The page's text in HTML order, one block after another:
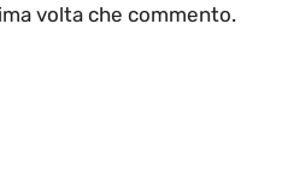
volta che commento.